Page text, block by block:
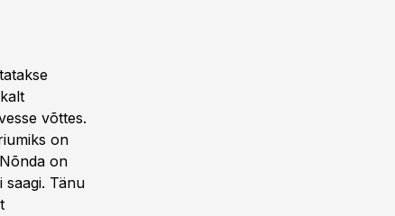
võttes.
on
on
saagi. Tänu